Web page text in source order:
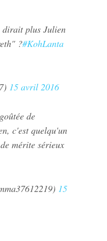
dirait plus Julien
?#KohLanta
15 avril 2016
de
c'est quelqu'un
mérite sérieux
15